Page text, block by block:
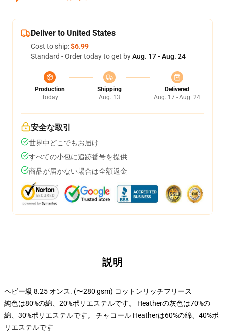
Deliver to United States
Cost to ship:$6.99
Standard - Order today to get byAug. 17 - Aug. 24
Production
Today
Shipping
Aug. 13
Delivered
Aug. 17 - Aug. 24
安全な取引
世界中どこでもお届け
すべての小包に追跡番号を提供
商品が届かない場合は全額返金
説明
ヘビー級 8.25 オンス. (〜280 gsm) コットンリッチフリース
純色は80%の綿、20%ポリエステルです。 Heatherの灰色は70%の
綿、30%ポリエステルです。 チャコール Heatherは60%の綿、40%ポ
リエステルです